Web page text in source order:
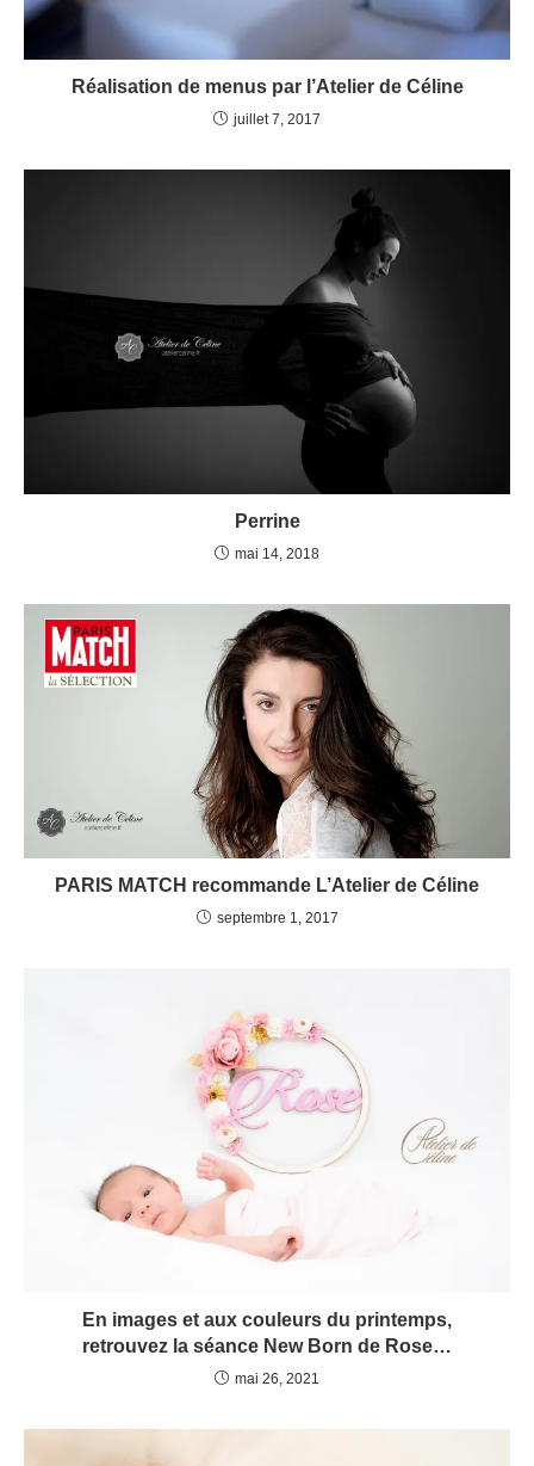
Réalisation de menus par l’Atelier de Céline
juillet 7, 2017
Perrine
mai 14, 2018
PARIS MATCH recommande L’Atelier de Céline
septembre 1, 2017
En images et aux couleurs du printemps,
retrouvez la séance New Born de Rose…
mai 26, 2021